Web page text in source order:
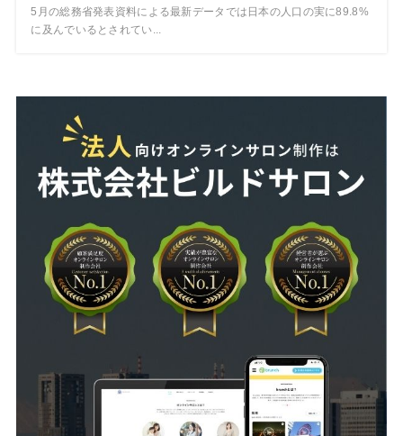
5月の総務省発表資料による最新データでは日本の人口の実に89.8%
に及んでいるとされてい...